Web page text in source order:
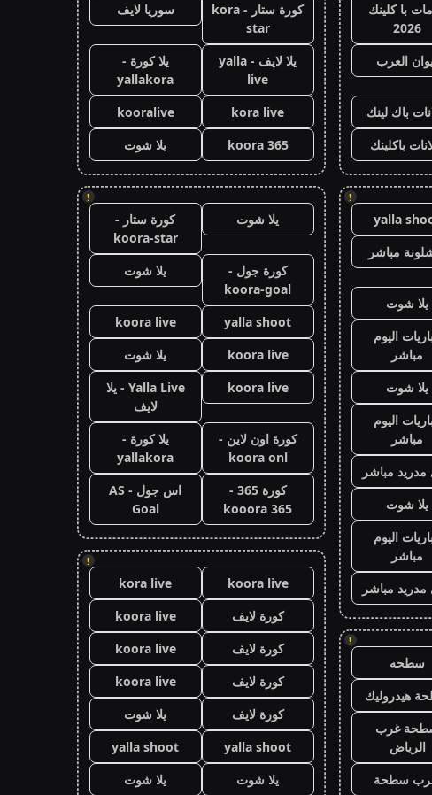
با كلينك
2026
العرب
باك لينك
باكلينك
!
yalla
مباشر
يلا شوت
اليوم
مباشر
يلا شوت
اليوم
مباشر
مدريد مباشر
يلا شوت
اليوم
مباشر
مدريد مباشر
!
سطحه
هيدروليك
غرب
الرياض
سطحة
كورة ستار - kora
star
سوريا لايف
يلا لايف - yalla
live
يلا كورة -
yallakora
kora live
kooralive
koora 365
يلا شوت
!
يلا شوت
كورة ستار -
koora-star
كورة جول -
koora-goal
يلا شوت
yalla shoot
koora live
koora live
يلا شوت
koora live
Yalla Live - يلا
لايف
كورة اون لاين -
koora onl
يلا كورة -
yallakora
كورة 365 -
kooora 365
اس جول - AS
Goal
!
koora live
kora live
كورة لايف
koora live
كورة لايف
koora live
كورة لايف
koora live
كورة لايف
يلا شوت
yalla shoot
yalla shoot
يلا شوت
يلا شوت